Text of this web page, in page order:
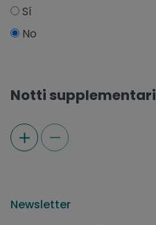
Sí
No
Notti supplementari
Newsletter